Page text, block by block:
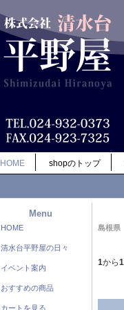
HOME shopのトップ
Menu
HOME
清水台平野屋の日々
イベント案内
おすすめの商品
カートを見る
島根県
1から